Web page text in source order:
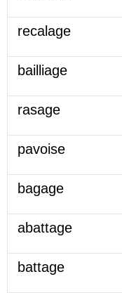
recalage
bailliage
rasage
pavoise
bagage
abattage
battage